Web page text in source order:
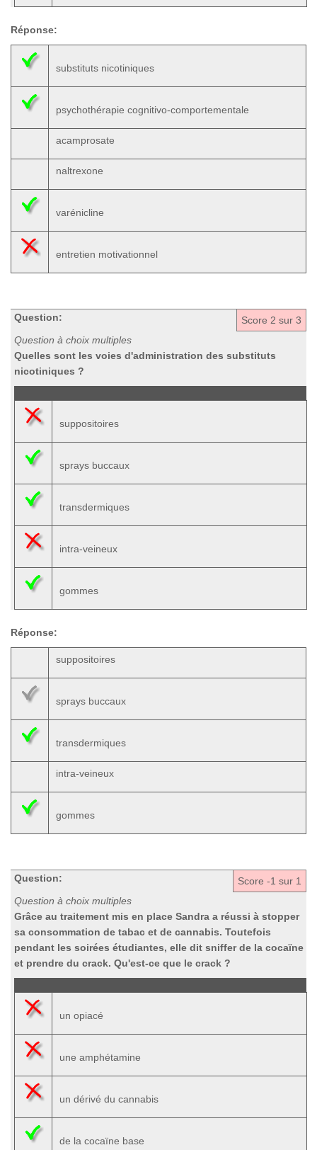
Réponse:
substituts nicotiniques
psychothérapie cognitivo-comportementale
acamprosate
naltrexone
varénicline
entretien motivationnel
Score 2 sur 3
Question:
Question à choix multiples
Quelles sont les voies d'administration des substituts
nicotiniques ?
suppositoires
sprays buccaux
transdermiques
intra-veineux
gommes
Réponse:
suppositoires
sprays buccaux
transdermiques
intra-veineux
gommes
Score -1 sur 1
Question:
Question à choix multiples
Grâce au traitement mis en place Sandra a réussi à stopper
sa consommation de tabac et de cannabis. Toutefois
pendant les soirées étudiantes, elle dit sniffer de la cocaïne
et prendre du crack. Qu'est-ce que le crack ?
un opiacé
une amphétamine
un dérivé du cannabis
de la cocaïne base